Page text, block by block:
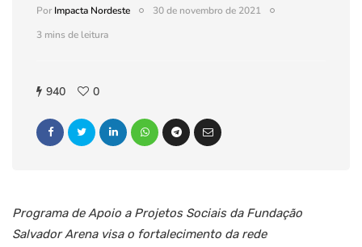
PorImpacta Nordeste
30 de novembro de 2021
3 mins de leitura
940 0
Programa de Apoio a Projetos Sociais da Fundação
Salvador Arena visa o fortalecimento da rede